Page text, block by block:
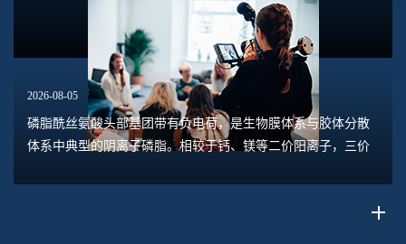
2026-08-05
磷脂酰丝氨酸头部基团带有负电荷，是生物膜体系与胶体分散
体系中典型的阴离子磷脂。相较于钙、镁等二价阳离子，三价